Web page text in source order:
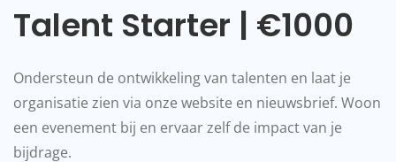
Talent Starter | €1000
Ondersteun de ontwikkeling van talenten en laat je
organisatie zien via onze website en nieuwsbrief. Woon
een evenement bij en ervaar zelf de impact van je
bijdrage.